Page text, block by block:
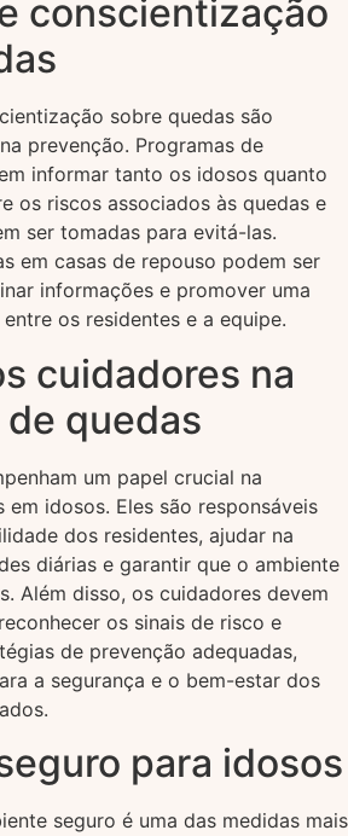
conscientização
sobre quedas são
prevenção. Programas de
informar tanto os idosos quanto
os riscos associados às quedas e
ser tomadas para evitá-las.
em casas de repouso podem ser
informações e promover uma
os residentes e a equipe.
cuidadores na
quedas
um papel crucial na
em idosos. Eles são responsáveis
dos residentes, ajudar na
diárias e garantir que o ambiente
Além disso, os cuidadores devem
os sinais de risco e
de prevenção adequadas,
a segurança e o bem-estar dos
para idosos
seguro é uma das medidas mais